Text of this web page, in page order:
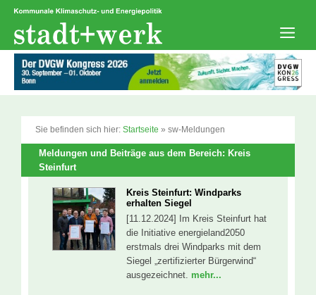
Zum
springen
Sie befinden sich hier: Startseite » sw-Meldungen
Meldungen und Beiträge aus dem Bereich: Kreis
Steinfurt
Kreis Steinfurt: Windparks
erhalten Siegel
[11.12.2024] Im Kreis Steinfurt hat
die Initiative energieland2050
erstmals drei Windparks mit dem
Siegel „zertifizierter Bürgerwind“
ausgezeichnet. mehr...